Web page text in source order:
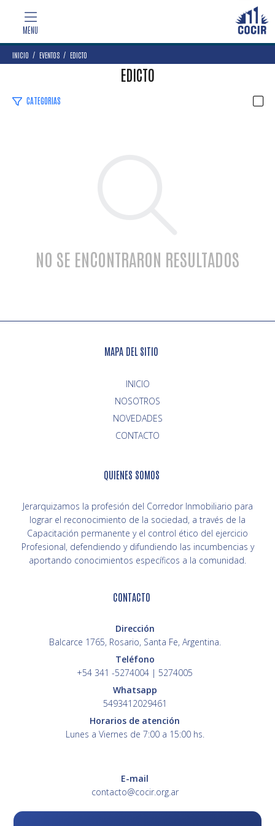
INICIO EVENTOS EDICTO
EDICTO
CATEGORIAS
NO SE ENCONTRARON RESULTADOS
MAPA DEL SITIO
INICIO
NOVEDADES
CONTACTO
QUIENES SOMOS
Jerarquizamos la profesión del Corredor Inmobiliario para
lograr el reconocimiento de la sociedad, a través de la
Capacitación permanente y el control ético del ejercicio
Profesional, defendiendo y difundiendo las incumbencias y
aportando conocimientos específicos a la comunidad.
CONTACTO
Dirección
Balcarce 1765, Rosario, Santa Fe, Argentina.
Teléfono
+54 341 -5274004 | 5274005
Whatsapp
5493412029461
Horarios de atención
Lunes a Viernes de 7:00 a 15:00 hs.
E-mail
contacto@cocir.org.ar